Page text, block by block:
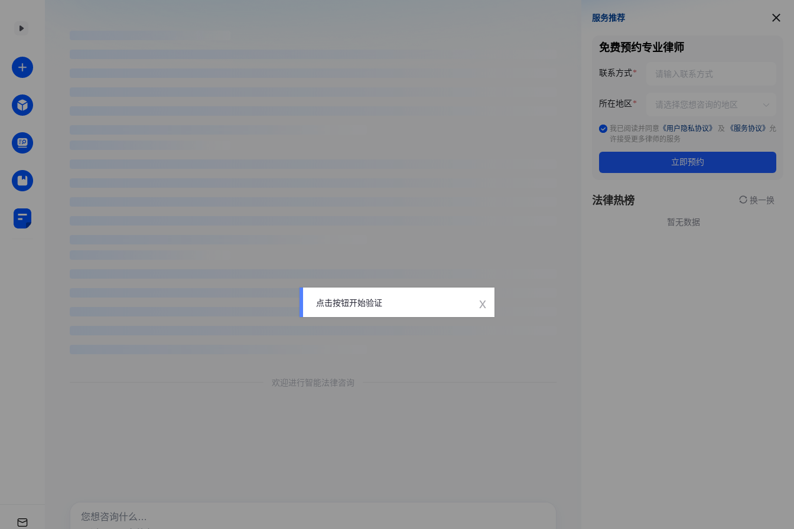
欢迎进行智能法律咨询
服务推荐
服务推荐
免费预约专业律师
联系方式
所在地区
我已阅读并同意 《用户隐私协议》 及 《服务协议》 允
许接受更多律师的服务
立即预约
法律热榜 换一换
暂无数据
点击按钮开始验证 x